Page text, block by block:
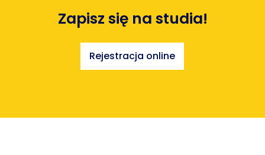
Zapisz się na studia!
Rejestracja online